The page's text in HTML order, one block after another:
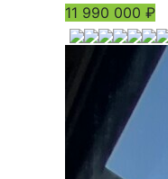
11 990 000 ₽